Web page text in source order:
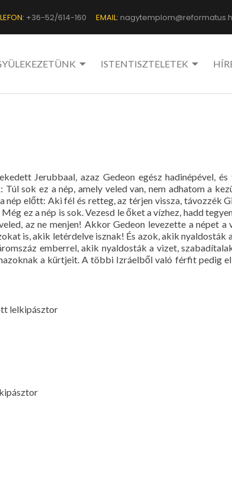
+36-52/614-160 EMAIL:
ISTENTISZTELETEK
Jerubbaal, azaz Gedeon egész
sok ez a nép, amely veled van, nem adhatom a
előtt: Aki fél és retteg, az térjen vissza, távozzék
ez a nép is sok. Vezesd le őket a vízhez, hadd
az ne menjen! Akkor Gedeon levezette a
is, akik letérdelve isznak! És azok, akik
emberrel, akik nyaldosták a vizet,
a kürtjeit. A többi Izráelből való férfit pedig
lelkipásztor